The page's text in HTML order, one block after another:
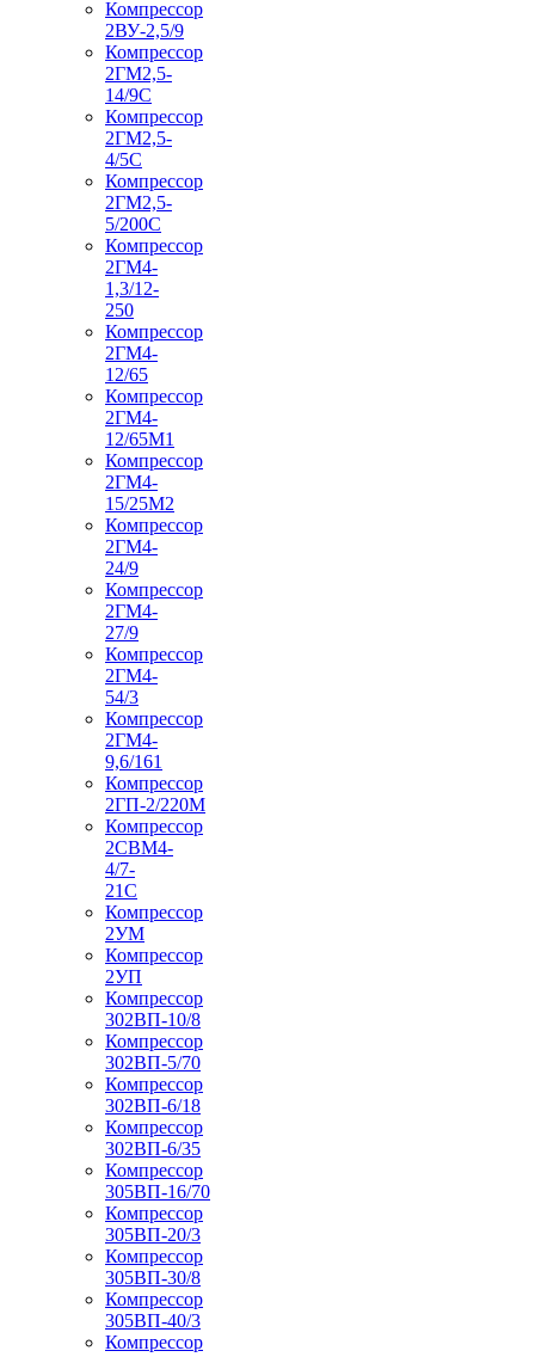
Компрессор
2ВУ-2,5/9
Компрессор
2ГМ2,5-
14/9С
Компрессор
2ГМ2,5-
4/5С
Компрессор
2ГМ2,5-
5/200С
Компрессор
2ГМ4-
1,3/12-
250
Компрессор
2ГМ4-
12/65
Компрессор
2ГМ4-
12/65М1
Компрессор
2ГМ4-
15/25М2
Компрессор
2ГМ4-
24/9
Компрессор
2ГМ4-
27/9
Компрессор
2ГМ4-
54/3
Компрессор
2ГМ4-
9,6/161
Компрессор
2ГП-2/220М
Компрессор
2СВМ4-
4/7-
21С
Компрессор
2УМ
Компрессор
2УП
Компрессор
302ВП-10/8
Компрессор
302ВП-5/70
Компрессор
302ВП-6/18
Компрессор
302ВП-6/35
Компрессор
305ВП-16/70
Компрессор
305ВП-20/3
Компрессор
305ВП-30/8
Компрессор
305ВП-40/3
Компрессор